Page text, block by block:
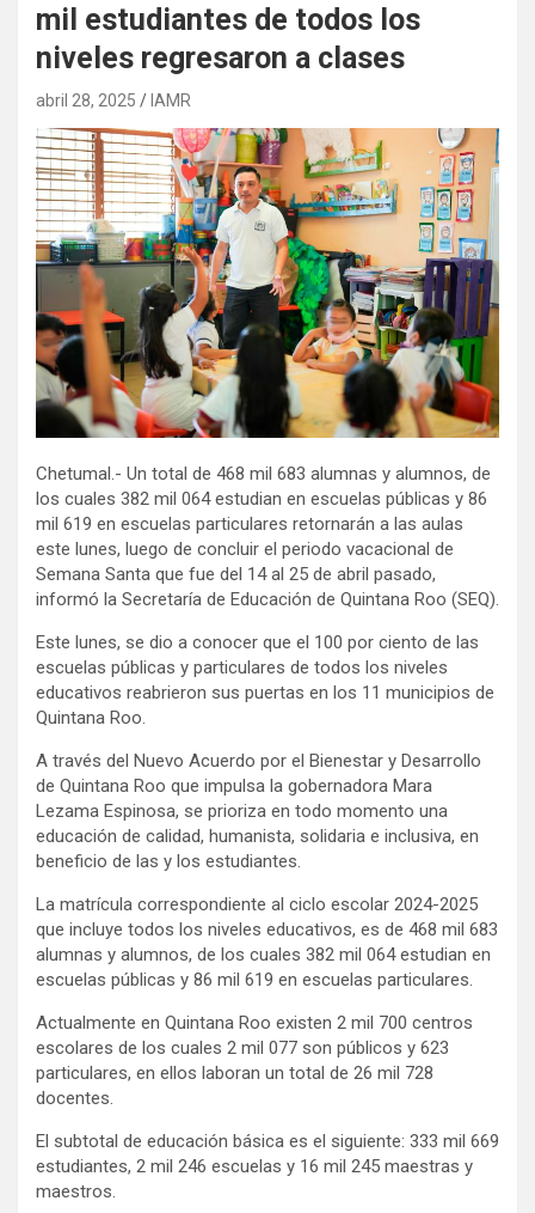
mil estudiantes de todos los
niveles regresaron a clases
abril 28, 2025 IAMR
Chetumal.- Un total de 468 mil 683 alumnas y alumnos, de
los cuales 382 mil 064 estudian en escuelas públicas y 86
mil 619 en escuelas particulares retornarán a las aulas
este lunes, luego de concluir el periodo vacacional de
Semana Santa que fue del 14 al 25 de abril pasado,
informó la Secretaría de Educación de Quintana Roo (SEQ).
Este lunes, se dio a conocer que el 100 por ciento de las
escuelas públicas y particulares de todos los niveles
educativos reabrieron sus puertas en los 11 municipios de
Quintana Roo.
A través del Nuevo Acuerdo por el Bienestar y Desarrollo
de Quintana Roo que impulsa la gobernadora Mara
Lezama Espinosa, se prioriza en todo momento una
educación de calidad, humanista, solidaria e inclusiva, en
beneficio de las y los estudiantes.
La matrícula correspondiente al ciclo escolar 2024-2025
que incluye todos los niveles educativos, es de 468 mil 683
alumnas y alumnos, de los cuales 382 mil 064 estudian en
escuelas públicas y 86 mil 619 en escuelas particulares.
Actualmente en Quintana Roo existen 2 mil 700 centros
escolares de los cuales 2 mil 077 son públicos y 623
particulares, en ellos laboran un total de 26 mil 728
docentes.
El subtotal de educación básica es el siguiente: 333 mil 669
estudiantes, 2 mil 246 escuelas y 16 mil 245 maestras y
maestros.